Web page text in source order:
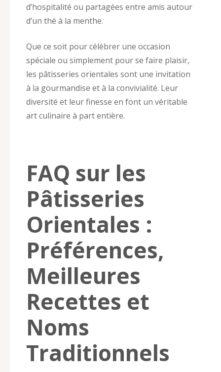
d’hospitalité ou partagées entre amis autour
d’un thé à la menthe.
Que ce soit pour célébrer une occasion
spéciale ou simplement pour se faire plaisir,
les pâtisseries orientales sont une invitation
à la gourmandise et à la convivialité. Leur
diversité et leur finesse en font un véritable
art culinaire à part entière.
FAQ sur les
Pâtisseries
Orientales :
Préférences,
Meilleures
Recettes et
Noms
Traditionnels